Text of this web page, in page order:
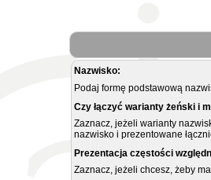
Nazwisko:
Podaj formę podstawową
Czy łączyć warianty żeński i
Zaznacz, jeżeli warianty
nazwisko i prezentowane
Prezentacja częstości
Zaznacz, jeżeli chcesz, żeby